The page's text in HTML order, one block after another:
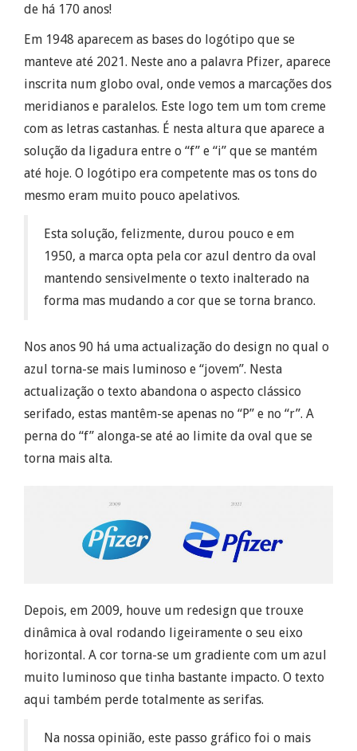
de há 170 anos!
Em 1948 aparecem as bases do logótipo que se
manteve até 2021. Neste ano a palavra Pfizer, aparece
inscrita num globo oval, onde vemos a marcações dos
meridianos e paralelos. Este logo tem um tom creme
com as letras castanhas. É nesta altura que aparece a
solução da ligadura entre o “f” e “i” que se mantém
até hoje. O logótipo era competente mas os tons do
mesmo eram muito pouco apelativos.
Esta solução, felizmente, durou pouco e em
1950, a marca opta pela cor azul dentro da oval
mantendo sensivelmente o texto inalterado na
forma mas mudando a cor que se torna branco.
Nos anos 90 há uma actualização do design no qual o
azul torna-se mais luminoso e “jovem”. Nesta
actualização o texto abandona o aspecto clássico
serifado, estas mantêm-se apenas no “P” e no “r”. A
perna do “f” alonga-se até ao limite da oval que se
torna mais alta.
Depois, em 2009, houve um redesign que trouxe
dinâmica à oval rodando ligeiramente o seu eixo
horizontal. A cor torna-se um gradiente com um azul
muito luminoso que tinha bastante impacto. O texto
aqui também perde totalmente as serifas.
Na nossa opinião, este passo gráfico foi o mais